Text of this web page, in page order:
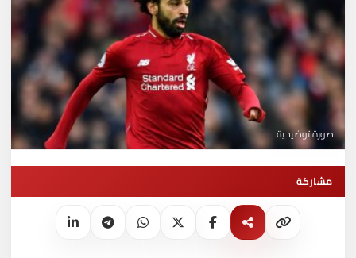
صورة توضيحية
مشاركة